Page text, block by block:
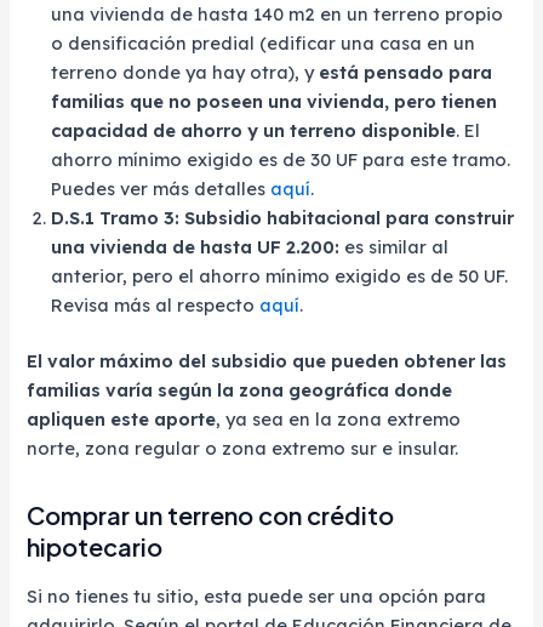
una vivienda de hasta 140 m2 en un terreno propio
o densificación predial (edificar una casa en un
terreno donde ya hay otra), y está pensado para
familias que no poseen una vivienda, pero tienen
capacidad de ahorro y un terreno disponible. El
ahorro mínimo exigido es de 30 UF para este tramo.
Puedes ver más detalles aquí.
D.S.1 Tramo 3: Subsidio habitacional para construir
una vivienda de hasta UF 2.200: es similar al
anterior, pero el ahorro mínimo exigido es de 50 UF.
Revisa más al respecto aquí.
El valor máximo del subsidio que pueden obtener las
familias varía según la zona geográfica donde
apliquen este aporte, ya sea en la zona extremo
norte, zona regular o zona extremo sur e insular.
Comprar un terreno con crédito
hipotecario
Si no tienes tu sitio, esta puede ser una opción para